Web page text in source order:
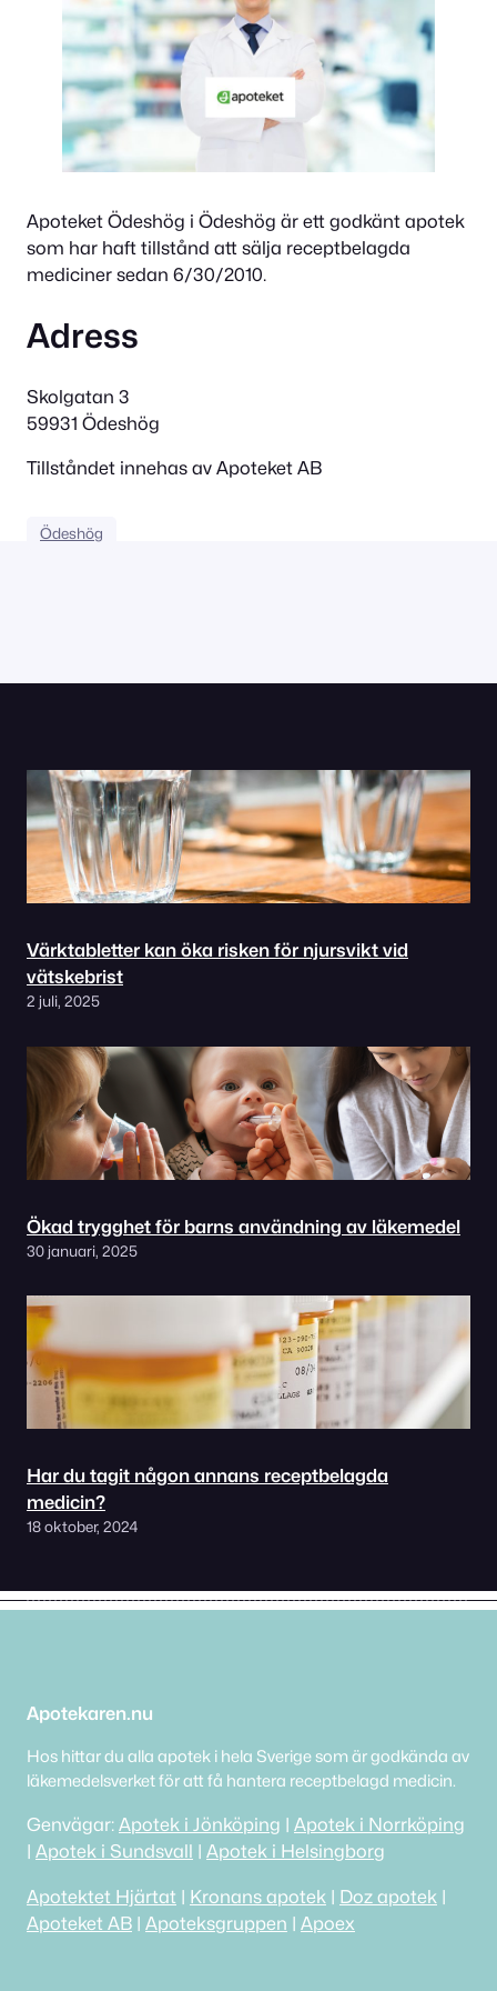
Apoteket Ödeshög i Ödeshög är ett godkänt apotek
som har haft tillstånd att sälja receptbelagda
mediciner sedan 6/30/2010.
Adress
Skolgatan 3
59931 Ödeshög
Tillståndet innehas av Apoteket AB
Ödeshög
Värktabletter kan öka risken för njursvikt vid
vätskebrist
2 juli, 2025
Ökad trygghet för barns användning av läkemedel
30 januari, 2025
Har du tagit någon annans receptbelagda
medicin?
18 oktober, 2024
Apotekaren.nu
Hos hittar du alla apotek i hela Sverige som är godkända av
läkemedelsverket för att få hantera receptbelagd medicin.
Genvägar: Apotek i Jönköping | Apotek i Norrköping
| Apotek i Sundsvall | Apotek i Helsingborg
Apotektet Hjärtat | Kronans apotek | Doz apotek |
Apoteket AB | Apoteksgruppen | Apoex